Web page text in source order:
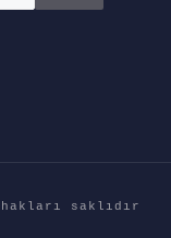
saklıdır